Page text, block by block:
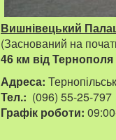
Вишнівецький
(Заснований на
46 км від Тернополя
Адреса:
Тел.: (096) 55-25-797
Графік роботи: